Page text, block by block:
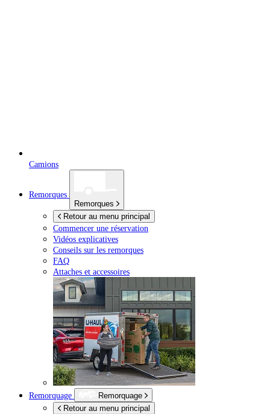
Camions
Remorques
Remorques
Retour au menu principal
Commencer une réservation
Vidéos explicatives
Conseils sur les remorques
FAQ
Attaches et accessoires
Remorquage
Remorquage
Retour au menu principal